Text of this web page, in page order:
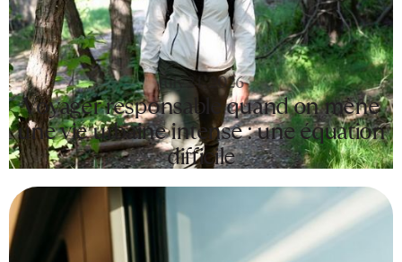
July 24, 2026
Voyager responsable quand on mène
une vie urbaine intense : une équation
difficile